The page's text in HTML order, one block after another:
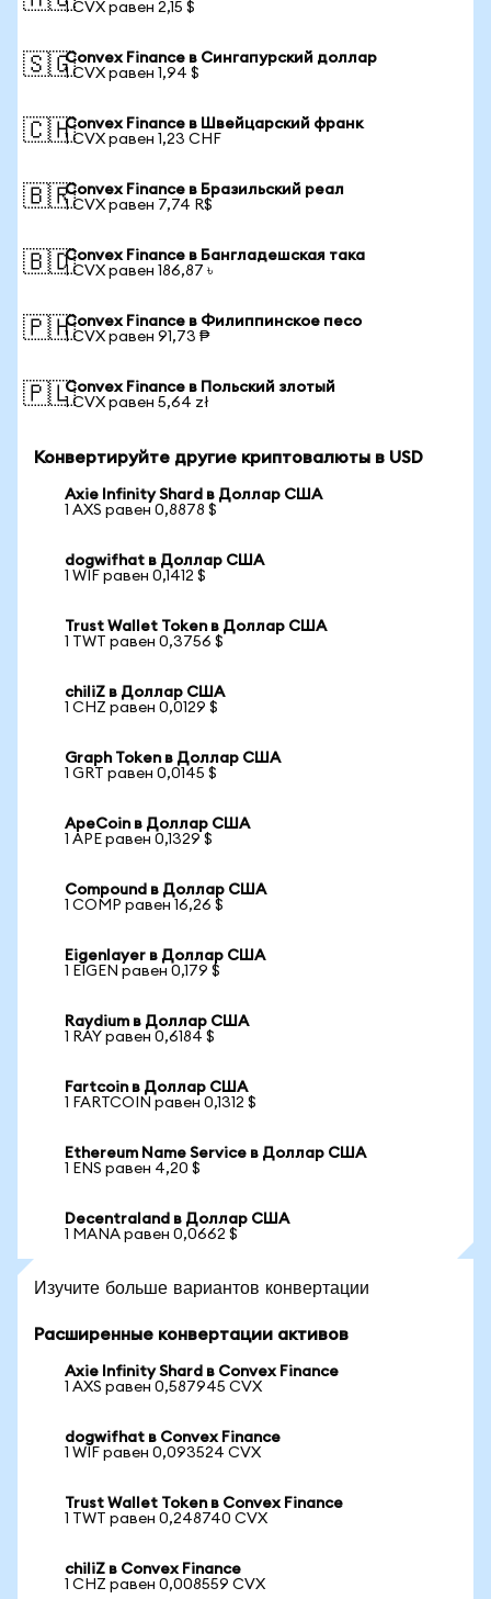
1 CVX равен 2,15 $
🇸🇬Convex Finance в Сингапурский доллар
1 CVX равен 1,94 $
🇨🇭Convex Finance в Швейцарский франк
1 CVX равен 1,23 CHF
🇧🇷Convex Finance в Бразильский реал
1 CVX равен 7,74 R$
🇧🇩Convex Finance в Бангладешская така
1 CVX равен 186,87 ৳
🇵🇭Convex Finance в Филиппинское песо
1 CVX равен 91,73 ₱
🇵🇱Convex Finance в Польский злотый
1 CVX равен 5,64 zł
Конвертируйте другие криптовалюты в USD
Axie Infinity Shard в Доллар США
1 AXS равен 0,8878 $
dogwifhat в Доллар США
1 WIF равен 0,1412 $
Trust Wallet Token в Доллар США
1 TWT равен 0,3756 $
chiliZ в Доллар США
1 CHZ равен 0,0129 $
Graph Token в Доллар США
1 GRT равен 0,0145 $
ApeCoin в Доллар США
1 APE равен 0,1329 $
Compound в Доллар США
1 COMP равен 16,26 $
Eigenlayer в Доллар США
1 EIGEN равен 0,179 $
Raydium в Доллар США
1 RAY равен 0,6184 $
Fartcoin в Доллар США
1 FARTCOIN равен 0,1312 $
Ethereum Name Service в Доллар США
1 ENS равен 4,20 $
Decentraland в Доллар США
1 MANA равен 0,0662 $
Изучите больше вариантов конвертации
Расширенные конвертации активов
Axie Infinity Shard в Convex Finance
1 AXS равен 0,587945 CVX
dogwifhat в Convex Finance
1 WIF равен 0,093524 CVX
Trust Wallet Token в Convex Finance
1 TWT равен 0,248740 CVX
chiliZ в Convex Finance
1 CHZ равен 0,008559 CVX